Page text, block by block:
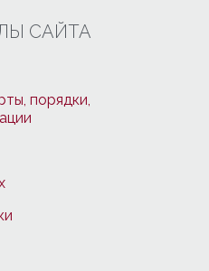
САЙТА
порядки,